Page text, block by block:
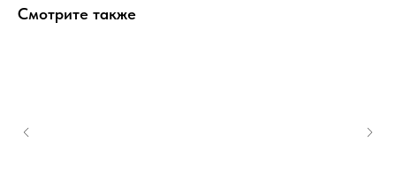
Смотрите также